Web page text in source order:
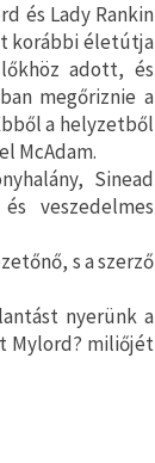
és Lady Rankin
korábbi életútja
adott, és
megőriznie a
a helyzetből
McAdam.
Sinead
veszedelmes
s a szerző
nyerünk a
Mylord? miliőjét